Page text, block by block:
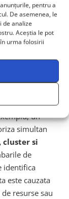
pentru a
De asemenea, le
de analize
Aceștia le pot
urma folosirii
pentru
deja in
Jira si
existente si
un
simultan
cluster si
de
identifica
este cauzata
resurse sau